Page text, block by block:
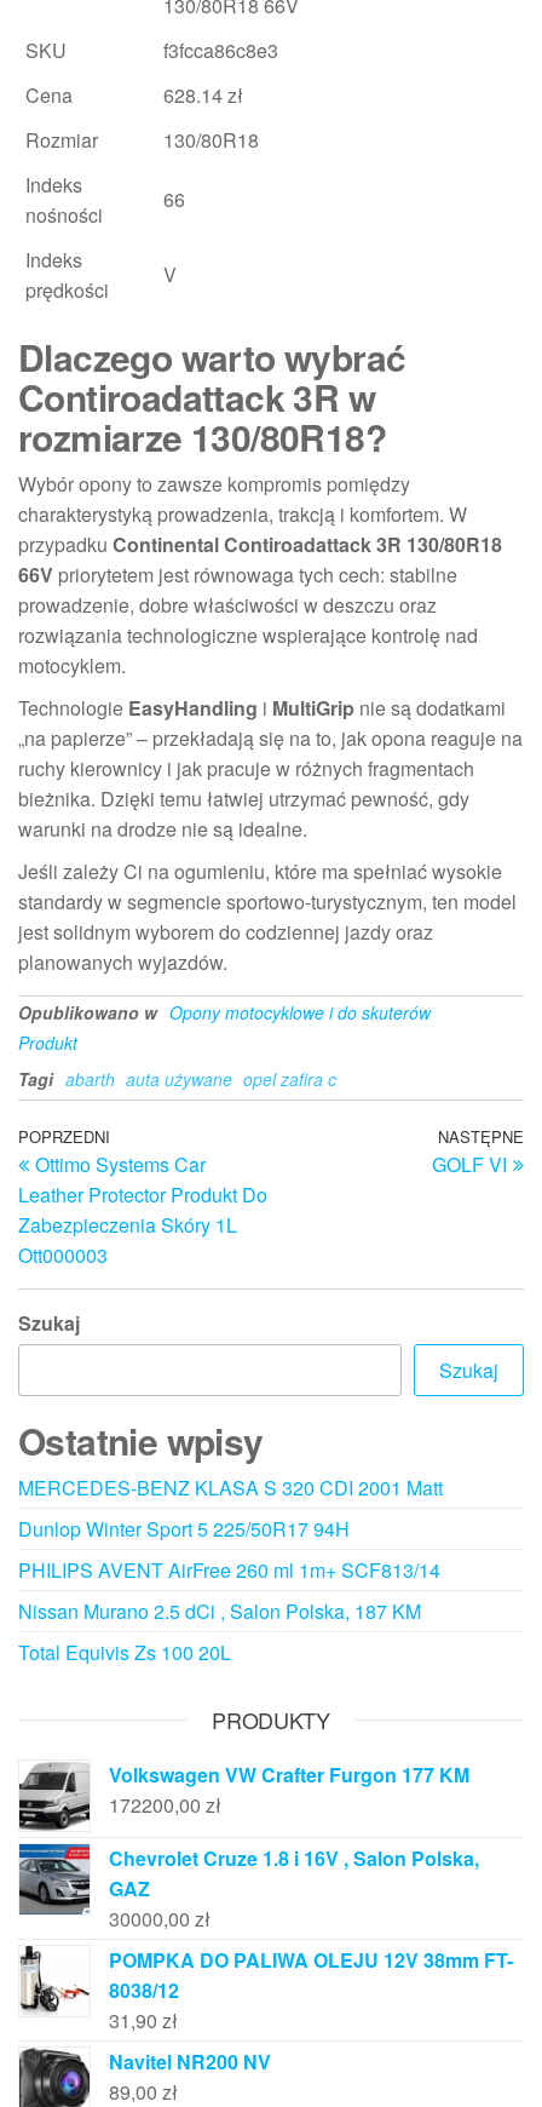
SKU
f3fcca86c8e3
Cena
628.14 zł
Rozmiar
130/80R18
Indeks
nośności
66
Indeks
prędkości
V
Dlaczego warto wybrać
Contiroadattack 3R w
rozmiarze 130/80R18?
Wybór opony to zawsze kompromis pomiędzy
charakterystyką prowadzenia, trakcją i komfortem. W
przypadku Continental Contiroadattack 3R 130/80R18
66V priorytetem jest równowaga tych cech: stabilne
prowadzenie, dobre właściwości w deszczu oraz
rozwiązania technologiczne wspierające kontrolę nad
motocyklem.
Technologie EasyHandling i MultiGrip nie są dodatkami
„na papierze” – przekładają się na to, jak opona reaguje na
ruchy kierownicy i jak pracuje w różnych fragmentach
bieżnika. Dzięki temu łatwiej utrzymać pewność, gdy
warunki na drodze nie są idealne.
Jeśli zależy Ci na ogumieniu, które ma spełniać wysokie
standardy w segmencie sportowo-turystycznym, ten model
jest solidnym wyborem do codziennej jazdy oraz
planowanych wyjazdów.
Opublikowano w Opony motocyklowe i do skuterów
Produkt
Tagi abarth auta używane opel zafira c
Nawigacja
wpisu
Poprzedni
wpis
POPRZEDNI
Ottimo Systems Car
Leather Protector Produkt Do
Zabezpieczenia Skóry 1L
Ott000003
NASTĘPNE
GOLF VI
Szukaj
Szukaj
Ostatnie wpisy
MERCEDES-BENZ KLASA S 320 CDI 2001 Matt
Dunlop Winter Sport 5 225/50R17 94H
PHILIPS AVENT AirFree 260 ml 1m+ SCF813/14
Nissan Murano 2.5 dCi , Salon Polska, 187 KM
Total Equivis Zs 100 20L
PRODUKTY
Volkswagen VW Crafter Furgon 177 KM
172200,00 zł
Chevrolet Cruze 1.8 i 16V , Salon Polska,
GAZ
30000,00 zł
POMPKA DO PALIWA OLEJU 12V 38mm FT-
8038/12
31,90 zł
Navitel NR200 NV
89,00 zł